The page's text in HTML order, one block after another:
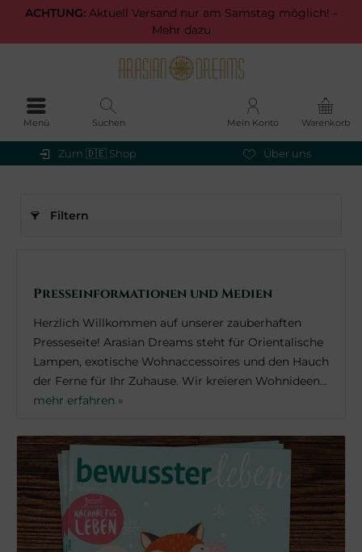
ACHTUNG: Aktuell Versand nur am Samstag möglich! -
Mehr dazu
Zum 🇩🇪 Shop Über uns
Menü Warenkorb
Mein Konto
Suchen
Filtern
Presseinformationen und Medien
Herzlich Willkommen auf unserer zauberhaften
Presseseite! Arasian Dreams steht für Orientalische
Lampen, exotische Wohnaccessoires und den Hauch
der Ferne für Ihr Zuhause. Wir kreieren Wohnideen...
mehr erfahren »